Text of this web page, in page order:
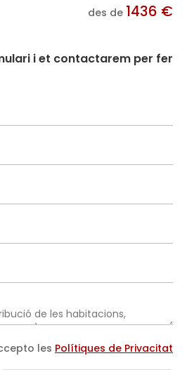
des de 1436 €
i et contactarem per fer
les Polítiques de Privacitat